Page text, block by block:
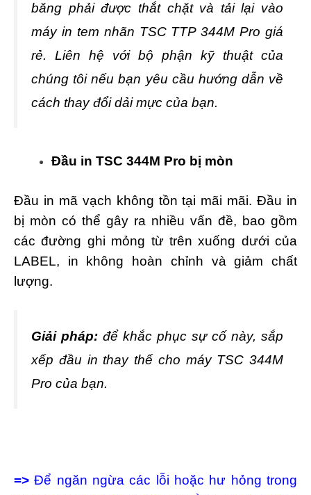
băng phải được thắt chặt và tải lại vào
máy in tem nhãn TSC TTP 344M Pro giá
rẻ. Liên hệ với bộ phận kỹ thuật của
chúng tôi nếu bạn yêu cầu hướng dẫn về
cách thay đổi dải mực của bạn.
Đầu in TSC 344M Pro bị mòn
Đầu in mã vạch không tồn tại mãi mãi. Đầu in
bị mòn có thể gây ra nhiều vấn đề, bao gồm
các đường ghi mỏng từ trên xuống dưới của
LABEL, in không hoàn chỉnh và giảm chất
lượng.
Giải pháp: để khắc phục sự cố này, sắp
xếp đầu in thay thế cho máy TSC 344M
Pro của bạn.
=> Để ngăn ngừa các lỗi hoặc hư hỏng trong